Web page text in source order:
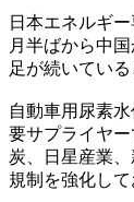
日本エネルギ
月半ばから中
足が続いている
自動車用尿素
要サプライヤ
炭、日星産業
規制を強化し